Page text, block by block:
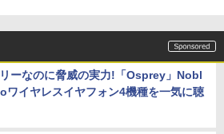
ーなのに脅威の実力!「Osprey」Nobl
ワイヤレスイヤフォン4機種を一気に聴